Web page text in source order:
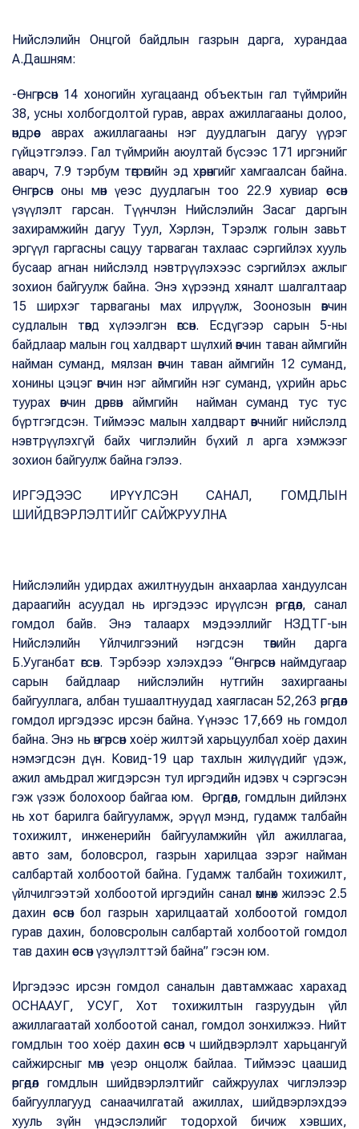
Нийслэлийн Онцгой байдлын газрын дарга, хурандаа
А.Дашням:
-Өнгөрсөн 14 хоногийн хугацаанд объектын гал түймрийн
38, усны холбогдолтой гурав, аврах ажиллагааны долоо,
өндрөөс аврах ажиллагааны нэг дуудлагын дагуу үүрэг
гүйцэтгэлээ. Гал түймрийн аюултай бүсээс 171 иргэнийг
аварч, 7.9 тэрбум төгрөгийн эд хөрөнгийг хамгаалсан байна.
Өнгөрсөн оны мөн үеэс дуудлагын тоо 22.9 хувиар өссөн
үзүүлэлт гарсан. Түүнчлэн Нийслэлийн Засаг даргын
захирамжийн дагуу Туул, Хэрлэн, Тэрэлж голын завьт
эргүүл гаргасны сацуу тарваган тахлаас сэргийлэх хууль
бусаар агнан нийслэлд нэвтрүүлэхээс сэргийлэх ажлыг
зохион байгуулж байна. Энэ хүрээнд хяналт шалгалтаар
15 ширхэг тарваганы мах илрүүлж, Зоонозын өвчин
судлалын төвд хүлээлгэн өгсөн. Есдүгээр сарын 5-ны
байдлаар малын гоц халдварт шүлхий өвчин таван аймгийн
найман суманд, мялзан өвчин таван аймгийн 12 суманд,
хонины цэцэг өвчин нэг аймгийн нэг суманд, үхрийн арьс
туурах өвчин дөрвөн аймгийн найман суманд тус тус
бүртгэгдсэн. Тиймээс малын халдварт өвчнийг нийслэлд
нэвтрүүлэхгүй байх чиглэлийн бүхий л арга хэмжээг
зохион байгуулж байна гэлээ.
ИРГЭДЭЭС ИРҮҮЛСЭН САНАЛ, ГОМДЛЫН
ШИЙДВЭРЛЭЛТИЙГ САЙЖРУУЛНА
Нийслэлийн удирдах ажилтнуудын анхаарлаа хандуулсан
дараагийн асуудал нь иргэдээс ирүүлсэн өргөдөл, санал
гомдол байв. Энэ талаарх мэдээллийг НЗДТГ-ын
Нийслэлийн Үйлчилгээний нэгдсэн төвийн дарга
Б.Ууганбат өгсөн. Тэрбээр хэлэхдээ “Өнгөрсөн наймдугаар
сарын байдлаар нийслэлийн нутгийн захиргааны
байгууллага, албан тушаалтнуудад хаягласан 52,263 өргөдөл
гомдол иргэдээс ирсэн байна. Үүнээс 17,669 нь гомдол
байна. Энэ нь өнгөрсөн хоёр жилтэй харьцуулбал хоёр дахин
нэмэгдсэн дүн. Ковид-19 цар тахлын жилүүдийг үдэж,
ажил амьдрал жигдэрсэн тул иргэдийн идэвх ч сэргэсэн
гэж үзэж болохоор байгаа юм. Өргөдөл, гомдлын дийлэнх
нь хот барилга байгууламж, эрүүл мэнд, гудамж талбайн
тохижилт, инженерийн байгууламжийн үйл ажиллагаа,
авто зам, боловсрол, газрын харилцаа зэрэг найман
салбартай холбоотой байна. Гудамж талбайн тохижилт,
үйлчилгээтэй холбоотой иргэдийн санал өмнөх жилээс 2.5
дахин өссөн бол газрын харилцаатай холбоотой гомдол
гурав дахин, боловсролын салбартай холбоотой гомдол
тав дахин өссөн үзүүлэлттэй байна” гэсэн юм.
Иргэдээс ирсэн гомдол саналын давтамжаас харахад
ОСНААУГ, УСУГ, Хот тохижилтын газруудын үйл
ажиллагаатай холбоотой санал, гомдол зонхилжээ. Нийт
гомдлын тоо хоёр дахин өссөн ч шийдвэрлэлт харьцангуй
сайжирсныг мөн үеэр онцолж байлаа. Тиймээс цаашид
өргөдөл гомдлын шийдвэрлэлтийг сайжруулах чиглэлээр
байгууллагууд санаачилгатай ажиллах, шийдвэрлэхдээ
хууль зүйн үндэслэлийг тодорхой бичиж хэвших,